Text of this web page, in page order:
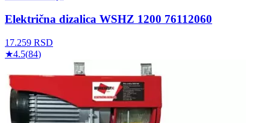
Električna dizalica WSHZ 1200 76112060
17.259 RSD
★4.5(84)